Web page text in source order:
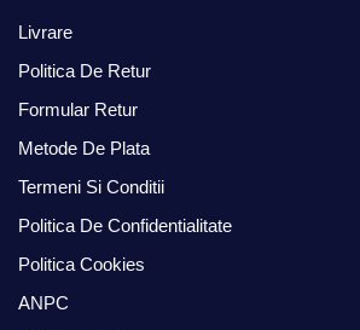
Livrare
Politica De Retur
Formular Retur
Metode De Plata
Termeni Si Conditii
Politica De Confidentialitate
Politica Cookies
ANPC